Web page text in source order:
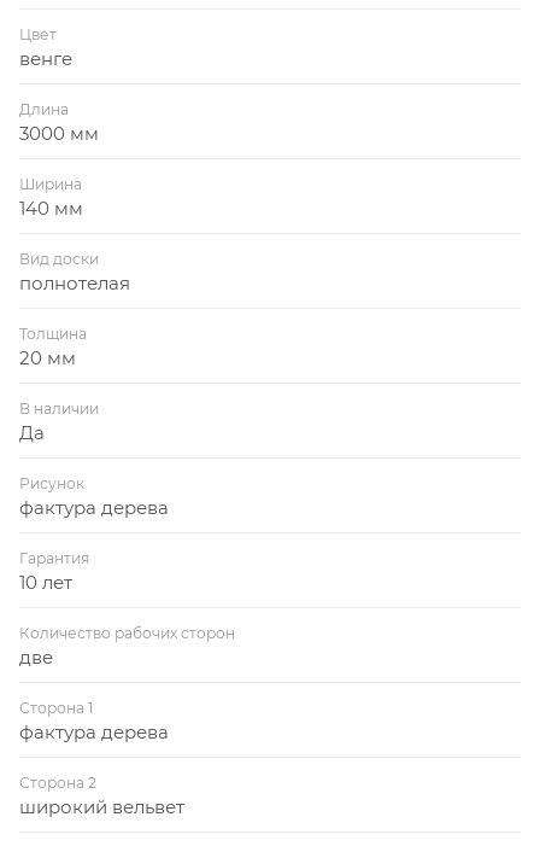
Цвет
венге
Длина
3000 мм
Ширина
140 мм
Вид доски
полнотелая
Толщина
20 мм
В наличии
Да
Рисунок
фактура дерева
Гарантия
10 лет
Количество рабочих сторон
две
Сторона 1
фактура дерева
Сторона 2
широкий вельвет